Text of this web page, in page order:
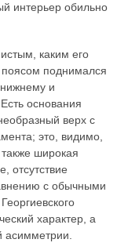
интерьер обильно
каким его
поднимался
и
основания
верх с
это, видимо,
широкая
отсутствие
с обычными
характер, а
асимметрии.